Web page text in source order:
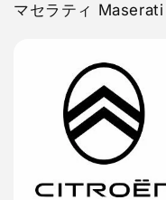
マセラティ Maserati